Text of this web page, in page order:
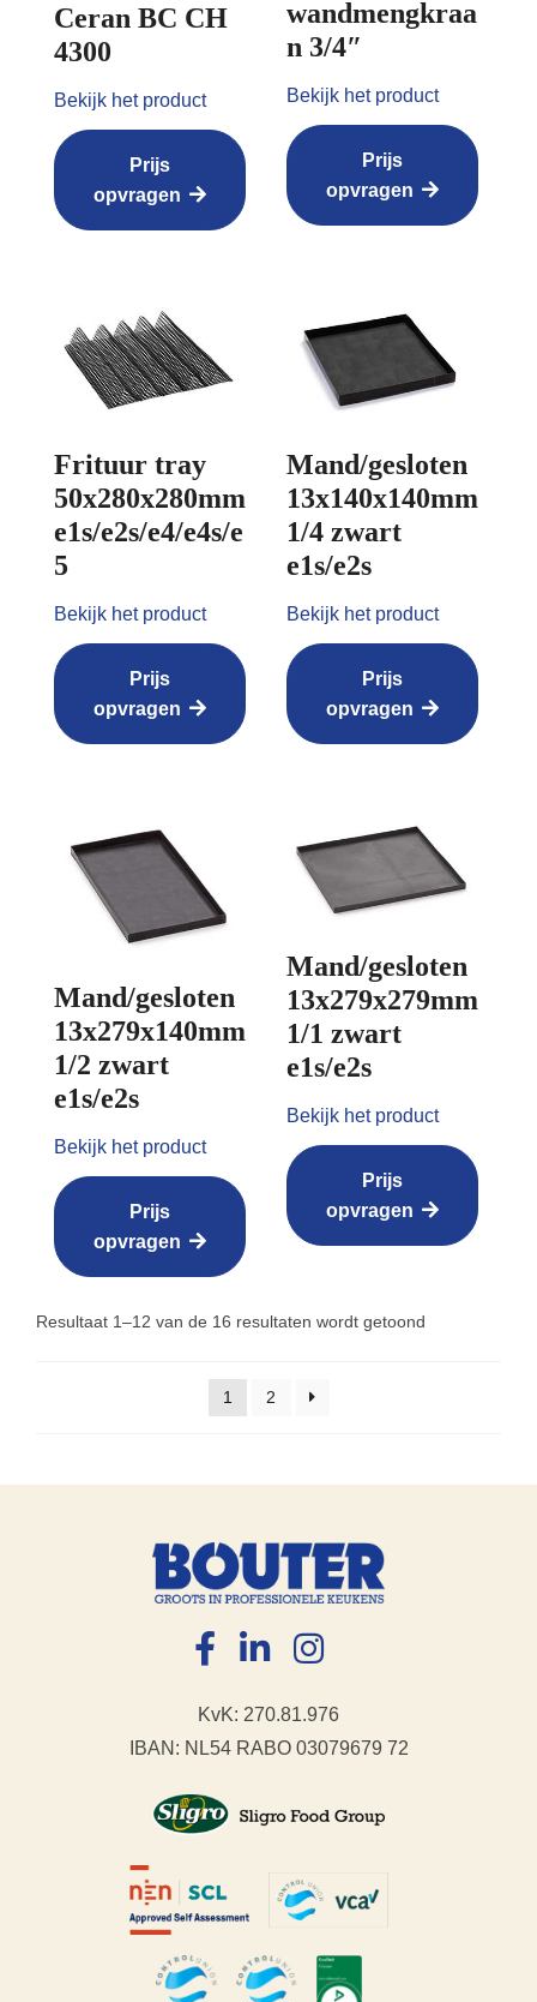
Ceran BC CH
4300
Bekijk het product
Prijs
opvragen
wandmengkraa
n 3/4″
Bekijk het product
Prijs
opvragen
Frituur tray
50x280x280mm
e1s/e2s/e4/e4s/e
5
Bekijk het product
Prijs
opvragen
Mand/gesloten
13x140x140mm
1/4 zwart
e1s/e2s
Bekijk het product
Prijs
opvragen
Mand/gesloten
13x279x140mm
1/2 zwart
e1s/e2s
Bekijk het product
Prijs
opvragen
Mand/gesloten
13x279x279mm
1/1 zwart
e1s/e2s
Bekijk het product
Prijs
opvragen
Resultaat 1–12 van de 16 resultaten wordt getoond
1 2
KvK: 270.81.976
IBAN: NL54 RABO 03079679 72